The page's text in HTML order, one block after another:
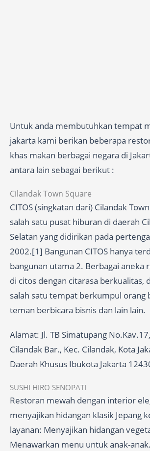
Untuk anda membutuhkan tempat
jakarta kami berikan beberapa
khas makan berbagai negara di
antara lain sebagai berikut :
Cilandak Town Square
CITOS (singkatan dari) Cilandak
salah satu pusat hiburan di daerah
Selatan yang didirikan pada
2002.[1] Bangunan CITOS hanya
bangunan utama 2. Berbagai aneka
di citos dengan citarasa berkualitas,
salah satu tempat berkumpul orang
teman berbicara bisnis dan lain lain.
Alamat: Jl. TB Simatupang
Cilandak Bar., Kec. Cilandak, Kota
Daerah Khusus Ibukota Jakarta
SUSHI HIRO SENOPATI
Restoran mewah dengan interior
menyajikan hidangan klasik Jepang
layanan: Menyajikan hidangan
Menawarkan menu untuk anak-